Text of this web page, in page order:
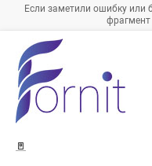
Если заметили ошибку или
🚪